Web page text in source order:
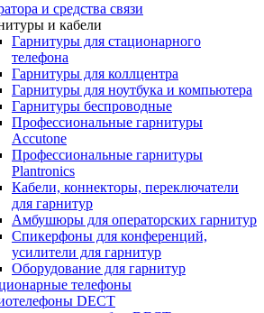
и средства связи
и кабели
Гарнитуры для стационарного
телефона
Гарнитуры для коллцентра
Гарнитуры для ноутбука и компьютера
Гарнитуры беспроводные
Профессиональные гарнитуры
Accutone
Профессиональные гарнитуры
Plantronics
Кабели, коннекторы, переключатели
для гарнитур
Амбушюры для операторских гарнитур
Cпикерфоны для конференций,
усилители для гарнитур
Оборудование для гарнитур
телефоны
DECT